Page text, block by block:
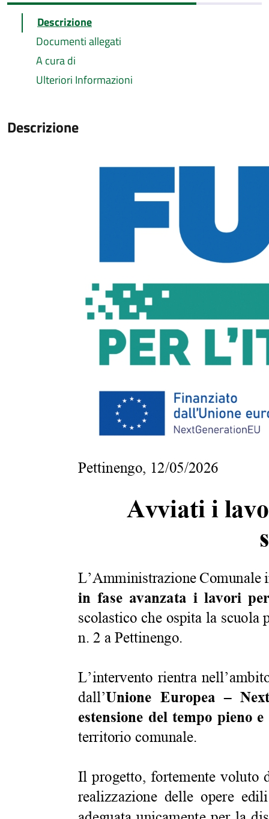
Descrizione
Documenti allegati
A cura di
Ulteriori Informazioni
Descrizione